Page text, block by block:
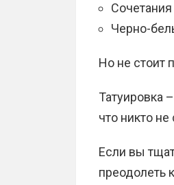
Черно-
Но не стоит
Татуировка
что никто
Если вы
преодолеть